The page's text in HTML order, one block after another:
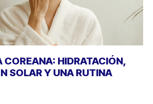
HIDRATACIÓN,
SOLAR Y UNA RUTINA